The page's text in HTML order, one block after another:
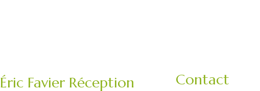
Éric Favier Réception Contact